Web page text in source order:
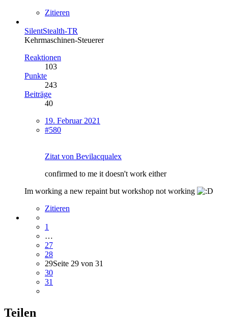
Zitieren
SilentStealth-TR
Kehrmaschinen-Steuerer
Reaktionen
103
Punkte
243
Beiträge
40
19. Februar 2021
#580
Zitat von Bevilacqualex
confirmed to me it doesn't work either
Im working a new repaint but workshop not working
Zitieren
1
…
27
28
29Seite 29 von 31
30
31
Teilen